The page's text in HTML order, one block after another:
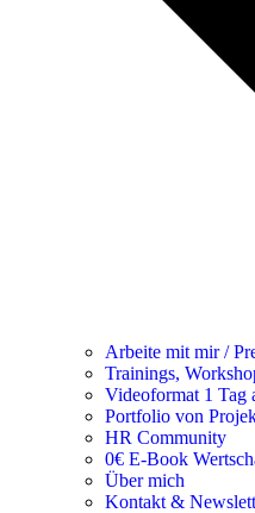
Arbeite mit mir /
Trainings,
Videoformat 1 Tag
Portfolio von
HR Community
0€ E-Book
Über mich
Kontakt &